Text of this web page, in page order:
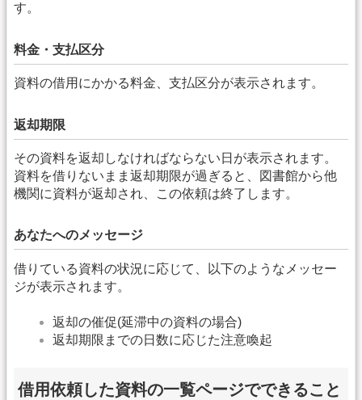
す。
料金・支払区分
資料の借用にかかる料金、支払区分が表示されます。
返却期限
その資料を返却しなければならない日が表示されます。
資料を借りないまま返却期限が過ぎると、図書館から他
機関に資料が返却され、この依頼は終了します。
あなたへのメッセージ
借りている資料の状況に応じて、以下のようなメッセー
ジが表示されます。
返却の催促(延滞中の資料の場合)
返却期限までの日数に応じた注意喚起
借用依頼した資料の一覧ページでできること